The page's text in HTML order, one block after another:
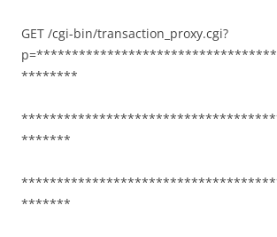
GET /cgi-bin/transaction_proxy.cgi?
********
*******
*******